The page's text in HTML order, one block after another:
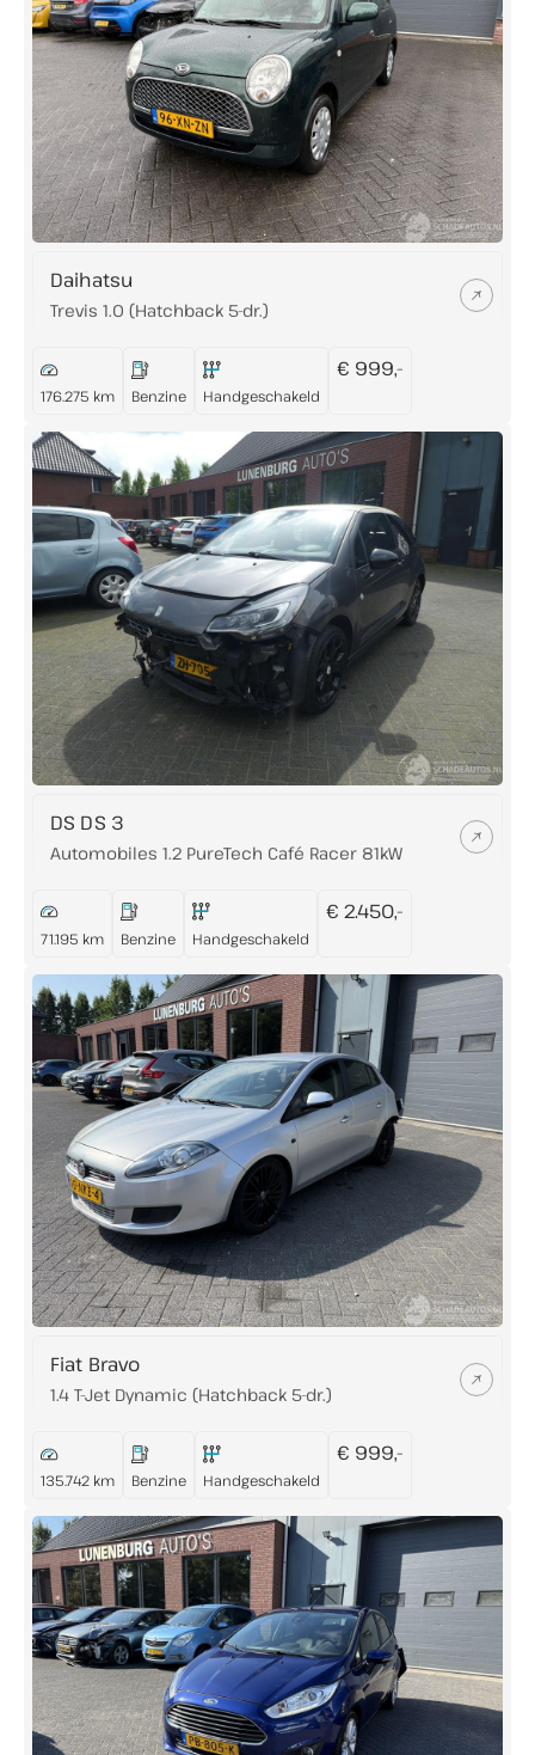
Daihatsu
Trevis 1.0 (Hatchback 5-dr.)
176.275 km Benzine Handgeschakeld
€ 999,-
DS DS 3
Automobiles 1.2 PureTech Café Racer 81kW
71.195 km Benzine Handgeschakeld
€ 2.450,-
Fiat Bravo
1.4 T-Jet Dynamic (Hatchback 5-dr.)
135.742 km Benzine Handgeschakeld
€ 999,-